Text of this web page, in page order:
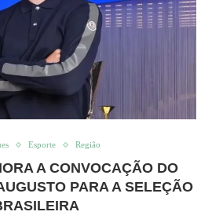
Esporte Região
A CONVOCAÇÃO DO
PARA A SELEÇÃO